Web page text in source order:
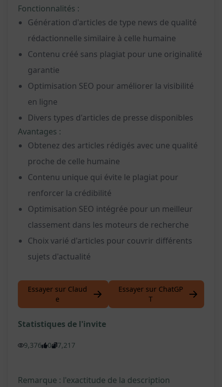
Fonctionnalités :
Génération d'articles de type news de qualité
rédactionnelle similaire à celle humaine
Contenu créé sans plagiat pour une originalité
garantie
Optimisation SEO pour améliorer la visibilité
en ligne
Divers types d'articles de presse disponibles
Avantages :
Obtenez des articles rédigés avec une qualité
proche de celle humaine
Contenu unique qui évite le plagiat pour
renforcer la crédibilité
Optimisation SEO intégrée pour un meilleur
classement dans les moteurs de recherche
Choix varié d'articles pour couvrir différents
sujets d'actualité
Essayer sur Claud
e
Essayer sur ChatGP
T
Statistiques de l'invite
9,376 0 7,217
Remarque : l'exactitude de la description